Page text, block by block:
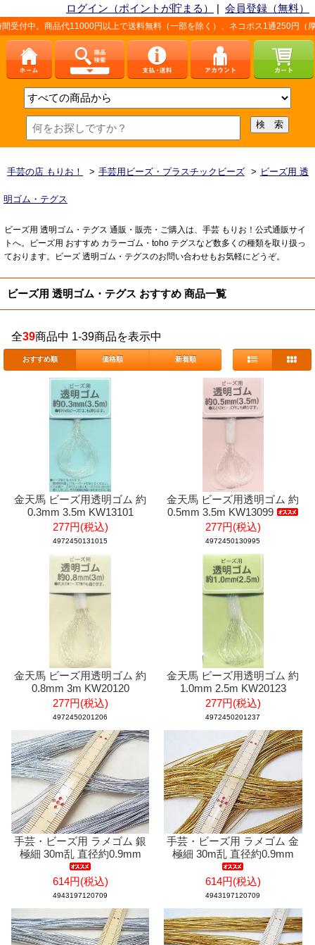
ログイン（ポイントが貯まる） | 会員登録（無料）
品代11000円以上で送料無料（一部を除く）、ネコポス1通250円（厚さなど
手芸の店 もりお！ > 手芸用ビーズ・プラスチックビーズ > ビーズ用 透
明ゴム・テグス
ビーズ用 透明ゴム・テグス 通販・販売・ご購入は、手芸 もりお！公式通販サイ
トへ。ビーズ用 おすすめ カラーゴム・toho テグスなど数多くの種類を取り扱っ
ております。ビーズ 透明ゴム・テグスのお問い合わせもお気軽にどうぞ。
ビーズ用 透明ゴム・テグス おすすめ 商品一覧
全39商品中 1-39商品を表示中
おすすめ順 価格順 新着順
金天馬 ビーズ用透明ゴム 約
0.3mm 3.5m KW13101
277円(税込)
4972450131015
金天馬 ビーズ用透明ゴム 約
0.5mm 3.5m KW13099
277円(税込)
4972450130995
金天馬 ビーズ用透明ゴム 約
0.8mm 3m KW20120
277円(税込)
4972450201206
金天馬 ビーズ用透明ゴム 約
1.0mm 2.5m KW20123
277円(税込)
4972450201237
手芸・ビーズ用 ラメゴム 銀
極細 30m乱 直径約0.9mm
614円(税込)
4943197120709
手芸・ビーズ用 ラメゴム 金
極細 30m乱 直径約0.9mm
614円(税込)
4943197120709